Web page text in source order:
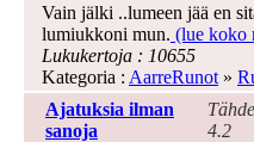
Vain jälki ..lumeen jää en
lumiukkoni mun. (lue koko
Lukukertoja : 10655
Kategoria : AarreRunot »
Ajatuksia ilman
sanoja
4.2